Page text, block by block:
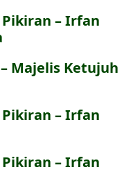
– Irfan
Majelis Ketujuh
– Irfan
– Irfan